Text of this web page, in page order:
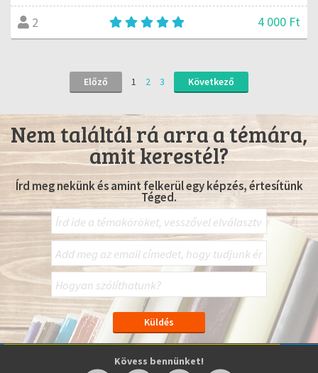
2 4 000 Ft
Előző 1 2 3 Következő
Nem találtál rá arra a témára,
amit kerestél?
Írd meg nekünk és amint felkerül egy képzés, értesítünk
Téged.
Kövess bennünket!